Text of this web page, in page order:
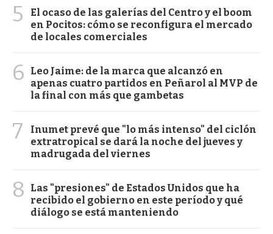
5
El ocaso de las galerías del Centro y el boom
en Pocitos: cómo se reconfigura el mercado
de locales comerciales
6
Leo Jaime: de la marca que alcanzó en
apenas cuatro partidos en Peñarol al MVP de
la final con más que gambetas
7
Inumet prevé que "lo más intenso" del ciclón
extratropical se dará la noche del jueves y
madrugada del viernes
8
Las "presiones" de Estados Unidos que ha
recibido el gobierno en este período y qué
diálogo se está manteniendo